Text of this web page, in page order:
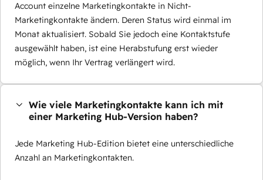
Account einzelne Marketingkontakte in Nicht-
Marketingkontakte ändern. Deren Status wird einmal im
Monat aktualisiert. Sobald Sie jedoch eine Kontaktstufe
ausgewählt haben, ist eine Herabstufung erst wieder
möglich, wenn Ihr Vertrag verlängert wird.
Wie viele Marketingkontakte kann ich mit
einer Marketing Hub-Version haben?
Jede Marketing Hub-Edition bietet eine unterschiedliche
Anzahl an Marketingkontakten.